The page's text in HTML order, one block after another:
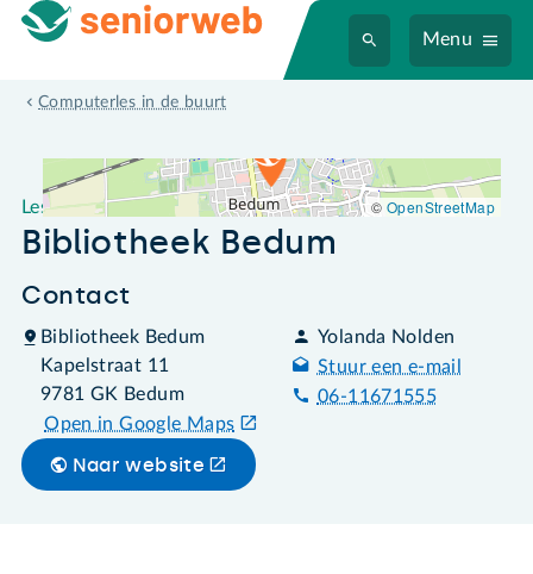
Menu
Computerles in de buurt
Leslocatie Bibliotheek Bedum
Leslocatie
Bibliotheek Bedum
Contact
Bibliotheek Bedum
Kapelstraat 11
9781 GK Bedum
Open in Google Maps
Yolanda Nolden
Stuur een e-mail
06-11671555
Naar website
©OpenStreetMap